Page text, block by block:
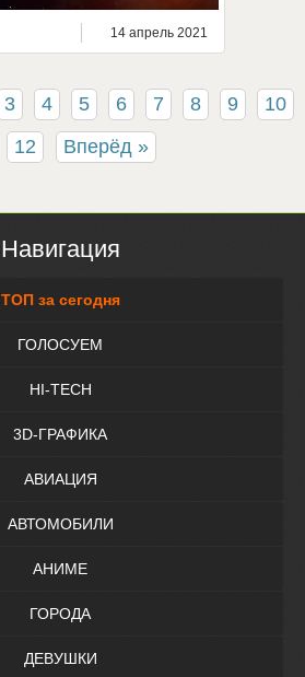
14 апрель 2021
3 4 5 6 7 8 9 10
12 Вперёд »
Навигация
ТОП за сегодня
ГОЛОСУЕМ
HI-TECH
3D-ГРАФИКА
АВИАЦИЯ
АВТОМОБИЛИ
АНИМЕ
ГОРОДА
ДЕВУШКИ